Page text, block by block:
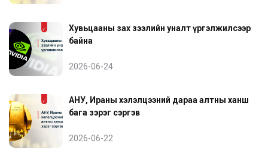
Хувьцааны зах зээлийн уналт үргэлжилсээр
байна
2026-06-24
АНУ, Ираны хэлэлцээний дараа алтны ханш
бага зэрэг сэргэв
2026-06-22